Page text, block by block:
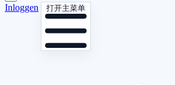
Inloggen 打开主菜单